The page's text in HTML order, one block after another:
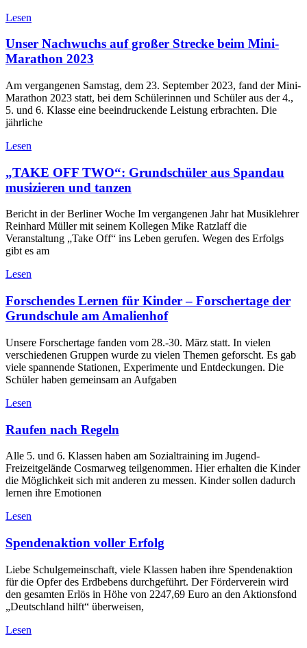
Lesen
Unser Nachwuchs auf großer Strecke beim Mini-
Marathon 2023
Am vergangenen Samstag, dem 23. September 2023, fand der Mini-
Marathon 2023 statt, bei dem Schülerinnen und Schüler aus der 4.,
5. und 6. Klasse eine beeindruckende Leistung erbrachten. Die
jährliche
Lesen
„TAKE OFF TWO“: Grundschüler aus Spandau
musizieren und tanzen
Bericht in der Berliner Woche Im vergangenen Jahr hat Musiklehrer
Reinhard Müller mit seinem Kollegen Mike Ratzlaff die
Veranstaltung „Take Off“ ins Leben gerufen. Wegen des Erfolgs
gibt es am
Lesen
Forschendes Lernen für Kinder – Forschertage der
Grundschule am Amalienhof
Unsere Forschertage fanden vom 28.-30. März statt. In vielen
verschiedenen Gruppen wurde zu vielen Themen geforscht. Es gab
viele spannende Stationen, Experimente und Entdeckungen. Die
Schüler haben gemeinsam an Aufgaben
Lesen
Raufen nach Regeln
Alle 5. und 6. Klassen haben am Sozialtraining im Jugend-
Freizeitgelände Cosmarweg teilgenommen. Hier erhalten die Kinder
die Möglichkeit sich mit anderen zu messen. Kinder sollen dadurch
lernen ihre Emotionen
Lesen
Spendenaktion voller Erfolg
Liebe Schulgemeinschaft, viele Klassen haben ihre Spendenaktion
für die Opfer des Erdbebens durchgeführt. Der Förderverein wird
den gesamten Erlös in Höhe von 2247,69 Euro an den Aktionsfond
„Deutschland hilft“ überweisen,
Lesen